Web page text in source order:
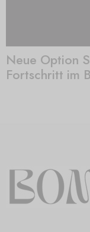
Neue Option
Fortschritt im